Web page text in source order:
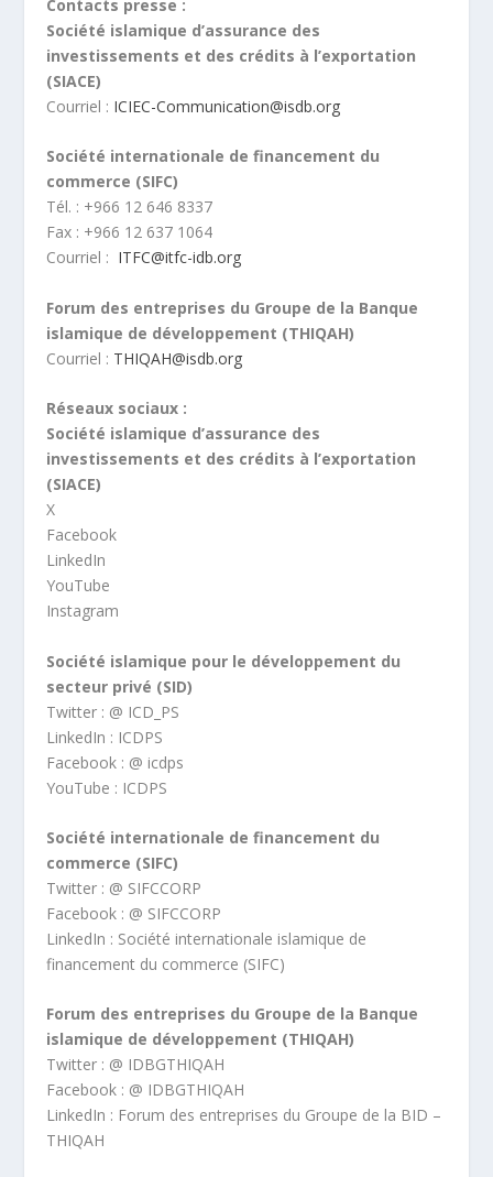
Contacts presse :
Société islamique d’assurance des
investissements et des crédits à l’exportation
(SIACE)
Courriel : ICIEC-Communication@isdb.org
Société internationale de financement du
commerce (SIFC)
Tél. : +966 12 646 8337
Fax : +966 12 637 1064
Courriel : ITFC@itfc-idb.org
Forum des entreprises du Groupe de la Banque
islamique de développement (THIQAH)
Courriel : THIQAH@isdb.org
Réseaux sociaux :
Société islamique d’assurance des
investissements et des crédits à l’exportation
(SIACE)
X
Facebook
LinkedIn
YouTube
Instagram
Société islamique pour le développement du
secteur privé (SID)
Twitter : @ ICD_PS
LinkedIn : ICDPS
Facebook : @ icdps
YouTube : ICDPS
Société internationale de financement du
commerce (SIFC)
Twitter : @ SIFCCORP
Facebook : @ SIFCCORP
LinkedIn : Société internationale islamique de
financement du commerce (SIFC)
Forum des entreprises du Groupe de la Banque
islamique de développement (THIQAH)
Twitter : @ IDBGTHIQAH
Facebook : @ IDBGTHIQAH
LinkedIn : Forum des entreprises du Groupe de la BID –
THIQAH